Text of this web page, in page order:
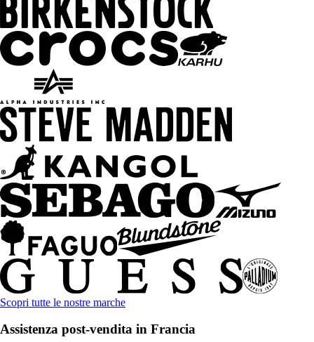
Scopri tutte le nostre marche
Assistenza post-vendita in Francia